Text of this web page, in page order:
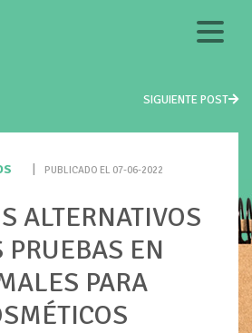
SIGUIENTE POST
PUBLICADO EL 07-06-2022
ALTERNATIVOS
PRUEBAS EN
PARA